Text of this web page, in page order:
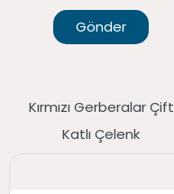
Gönder
Kırmızı Gerberalar Çift
Katlı Çelenk